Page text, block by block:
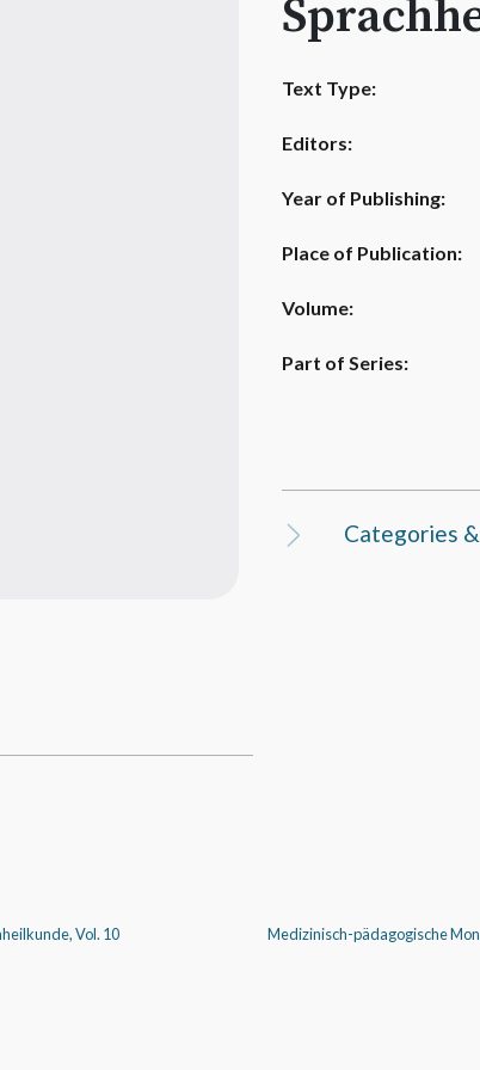
Text Type:
Editors:
Year of Publishing:
Place of Publication:
Volume:
Part of Series:
Categories
Vol. 10 Medizinisch-pädagogische